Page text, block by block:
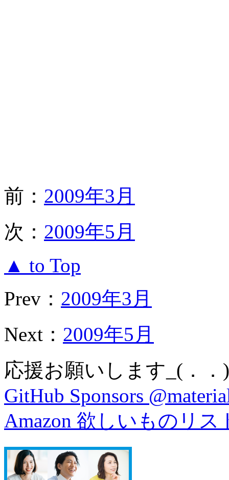
前： 2009年3月
次： 2009年5月
▲ to Top
Prev： 2009年3月
Next： 2009年5月
応援お願いします_(．．
GitHub Sponsors
Amazon 欲しいものリス